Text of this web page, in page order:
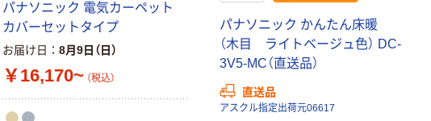
パナソニック 電気カーペット
カバーセットタイプ
お届け日 8月9日（日）
￥16,170~ （税込）
パナソニック かんたん床暖
（木目 ライトベージュ色） DC-
3V5-MC（直送品）
直送品
アスクル指定出荷元06617